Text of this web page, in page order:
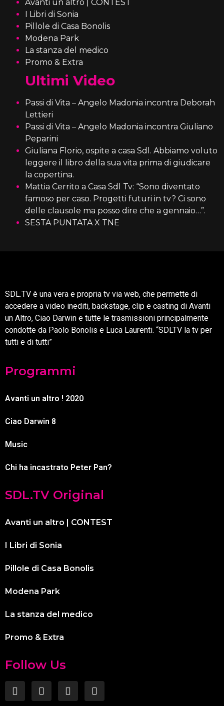
Avanti un altro | CONTEST
I Libri di Sonia
Pillole di Casa Bonolis
Modena Park
La stanza del medico
Promo & Extra
Ultimi Video
Passi di Vita – Angelo Madonia incontra Deborah
Lettieri
Passi di Vita – Angelo Madonia incontra Giuliano
Peparini
Giuliana Florio, ospite a casa Sdl. Abbiamo voluto
leggere il libro della sua vita prima di giudicare
la copertina.
Mattia Cerrito a Casa Sdl Tv: “Sono diventato
famoso per caso. Progetti futuri in tv? Ci sono
delle clausole ma posso dire che a gennaio…”.
SESTA PUNTATA X TNE
SDL.TV è una vera e propria tv via web, che permette di
accedere a video inediti, backstage, clip e casting di Avanti
un Altro, Ciao Darwin e tutte le trasmissioni principalmente
condotte da Paolo Bonolis e Luca Laurenti. “SDLTV la tv per
tutti e di tutti”
Programmi
Avanti un altro ! 2020
Ciao Darwin 8
Music
Chi ha incastrato Peter Pan?
SDL.TV Original
Avanti un altro | CONTEST
I Libri di Sonia
Pillole di Casa Bonolis
Modena Park
La stanza del medico
Promo & Extra
Follow Us